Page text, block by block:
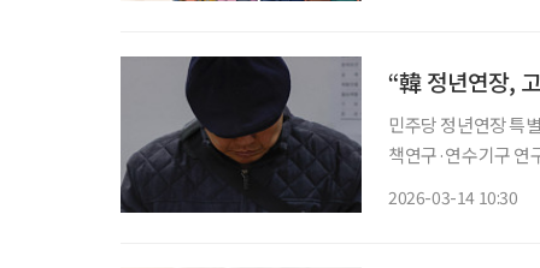
“韓 정년연장,
민주당 정년연장 특
책연구·연수기구 연구원 초청 정년연장 정책을 고용·연금·
2026-03-14 10:30